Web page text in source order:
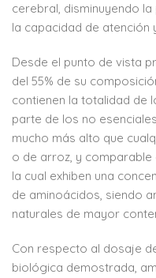
cerebral, disminuyendo
la capacidad de atención
Desde el punto de vista
del 55% de su
contienen la totalidad de
parte de los no
mucho más alto que
o de arroz, y comparable
la cual exhiben una
de aminoácidos, siendo
naturales de mayor
Con respecto al dosaje
biológica demostrada,